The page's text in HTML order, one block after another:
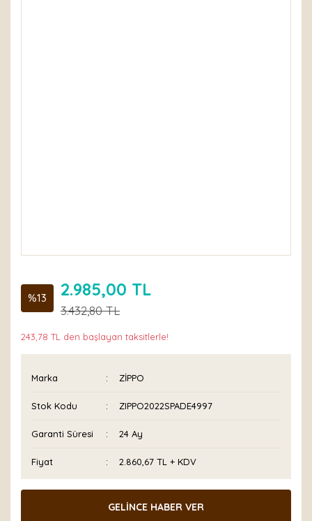
%13 2.985,00 TL
3.432,80 TL
243,78 TL den başlayan taksitlerle!
Marka ZİPPO
Stok Kodu ZIPPO2022SPADE4997
Garanti Süresi 24 Ay
Fiyat 2.860,67 TL + KDV
GELİNCE HABER VER